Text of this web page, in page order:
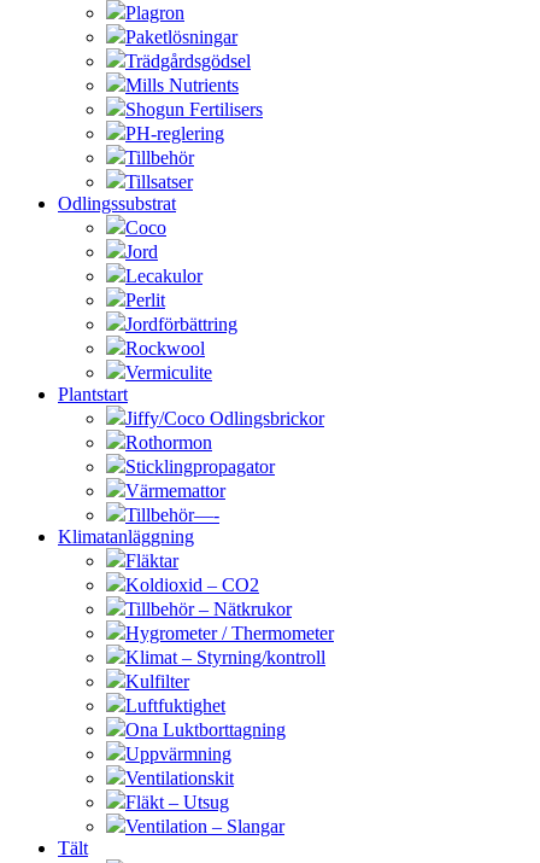
Plagron
Paketlösningar
Trädgårdsgödsel
Mills Nutrients
Shogun Fertilisers
PH-reglering
Tillbehör
Tillsatser
Odlingssubstrat
Coco
Jord
Lecakulor
Perlit
Jordförbättring
Rockwool
Vermiculite
Plantstart
Jiffy/Coco Odlingsbrickor
Rothormon
Sticklingpropagator
Värmemattor
Tillbehör—-
Klimatanläggning
Fläktar
Koldioxid – CO2
Tillbehör – Nätkrukor
Hygrometer / Thermometer
Klimat – Styrning/kontroll
Kulfilter
Luftfuktighet
Ona Luktborttagning
Uppvärmning
Ventilationskit
Fläkt – Utsug
Ventilation – Slangar
Tält